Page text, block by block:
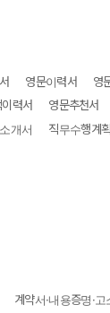
영문이력서
영
력서 영문추천서
개서
직무수행계
계약서·내용증명·고